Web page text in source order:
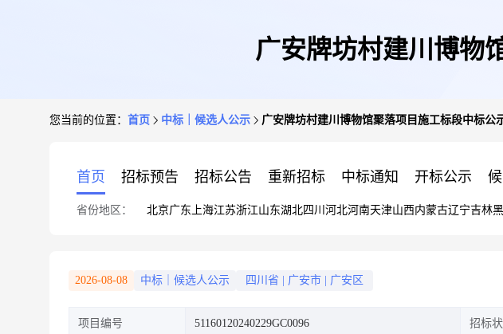
广安牌坊村建川博物
您当前的位置： 首页 中标｜候选人公示 广安牌坊村建川博物馆聚落项目施工标段中标公
首页 招标预告 招标公告 重新招标 中标通知 开标公示
省份地区： 北京广东 上海江苏浙江山东湖北四川 河北河南天津山西内蒙古辽宁吉林
2026-08-08 中标｜候选人公示 四川省 广安市 广安区
项目编号 51160120240229GC0096 招标